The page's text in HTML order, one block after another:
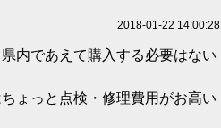
2018-01-22 14:00:28
内であえて購入する必要はない
ょっと点検・修理費用がお高い